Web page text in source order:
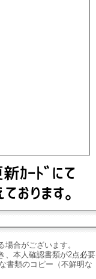
合がございます。
、本人確認書類が2点必要
書類のコピー（不鮮明な